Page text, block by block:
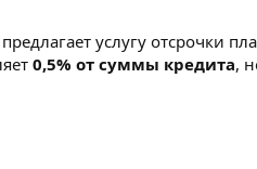
услугу отсрочки
0,5% от суммы кредита,